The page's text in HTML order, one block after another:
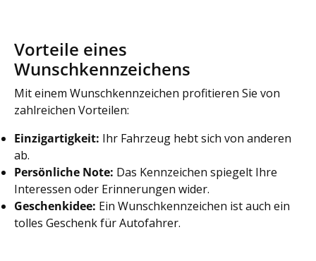
Vorteile eines
Wunschkennzeichens
Mit einem Wunschkennzeichen profitieren Sie von
zahlreichen Vorteilen:
Einzigartigkeit: Ihr Fahrzeug hebt sich von anderen
ab.
Persönliche Note: Das Kennzeichen spiegelt Ihre
Interessen oder Erinnerungen wider.
Geschenkidee: Ein Wunschkennzeichen ist auch ein
tolles Geschenk für Autofahrer.